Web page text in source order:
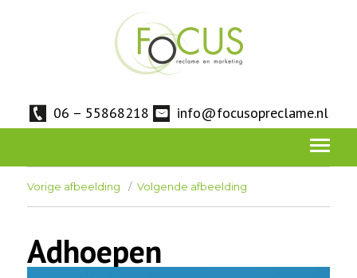
06 – 55868218 info@focusopreclame.nl
Vorige afbeelding Volgende afbeelding
Adhoepen